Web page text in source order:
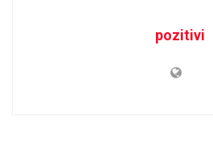
pozitivi